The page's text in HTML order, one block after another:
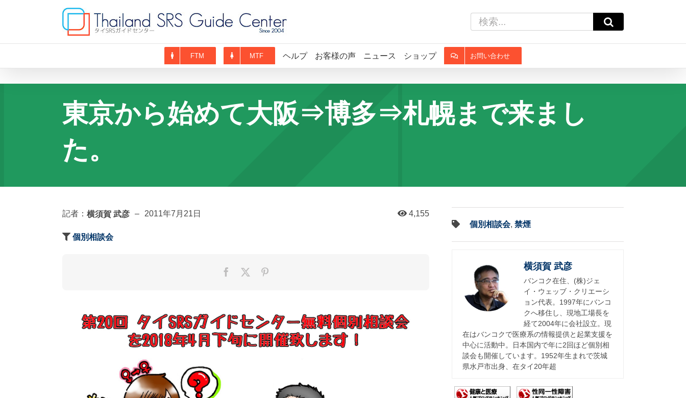
索
…
FTM MTF ヘルプ お客様の声 ニュース ショップ お問い合わせ
東京から始めて大阪⇒博多⇒札幌まで来まし
た。
記者： 横須賀 武彦 – 2011年7月21日 4,155
個別相談会
個別相談会, 禁煙
横須賀 武彦
バンコク在住、(株)ジェ
イ・ウェッブ・クリエーシ
ョン代表。1997年にバンコ
クへ移住し、現地工場長を
経て2004年に会社設立。現
在はバンコクで医療系の情報提供と起業支援を
中心に活動中。日本国内で年に2回ほど個別相
談会も開催しています。1952年生まれで茨城
県水戸市出身、在タイ20年超